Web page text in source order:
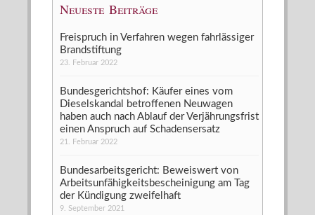
Neueste Beiträge
Freispruch in Verfahren wegen fahrlässiger
Brandstiftung
23. Februar 2022
Bundesgerichtshof: Käufer eines vom
Dieselskandal betroffenen Neuwagen
haben auch nach Ablauf der Verjährungsfrist
einen Anspruch auf Schadensersatz
21. Februar 2022
Bundesarbeitsgericht: Beweiswert von
Arbeitsunfähigkeitsbescheinigung am Tag
der Kündigung zweifelhaft
9. September 2021